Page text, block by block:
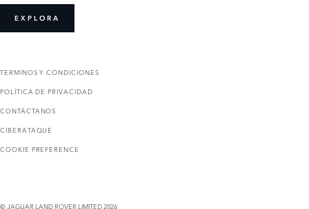
EXPLORA
TERMINOS Y CONDICIONES
POLÍTICA DE PRIVACIDAD
CONTÁCTANOS
CIBERATAQUE
COOKIE PREFERENCE
© JAGUAR LAND ROVER LIMITED 2026